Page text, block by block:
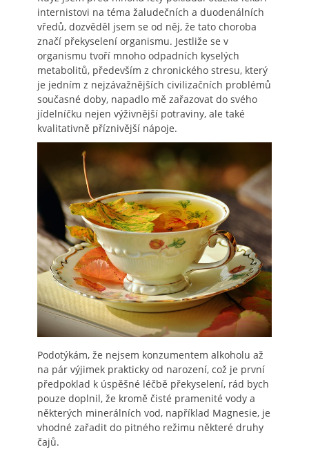
internistovi na téma žaludečních a duodenálních
vředů, dozvěděl jsem se od něj, že tato choroba
značí překyselení organismu. Jestliže se v
organismu tvoří mnoho odpadních kyselých
metabolitů, především z chronického stresu, který
je jedním z nejzávažnějších civilizačních problémů
současné doby, napadlo mě zařazovat do svého
jídelníčku nejen výživnější potraviny, ale také
kvalitativně příznivější nápoje.
Podotýkám, že nejsem konzumentem alkoholu až
na pár výjimek prakticky od narození, což je první
předpoklad k úspěšné léčbě překyselení, rád bych
pouze doplnil, že kromě čisté pramenité vody a
některých minerálních vod, například Magnesie, je
vhodné zařadit do pitného režimu některé druhy
čajů.